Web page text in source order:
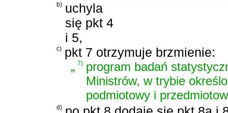
b) uchyla
się pkt 4
i 5,
c) pkt 7 otrzymuje brzmienie:
„ 7) program badań
Ministrów, w trybie
podmiotowy i
d)